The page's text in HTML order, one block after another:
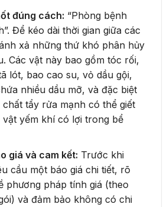
đúng cách: “Phòng bệnh
Để kéo dài thời gian giữa các
xả những thứ khó phân hủy
Các vật này bao gồm tóc rối,
lót, bao cao su, vỏ dầu gội,
nhiều dầu mỡ, và đặc biệt
chất tẩy rửa mạnh có thể giết
vật yếm khí có lợi trong bể
giá và cam kết: Trước khi
cầu một báo giá chi tiết, rõ
phương pháp tính giá (theo
và đảm bảo không có chi